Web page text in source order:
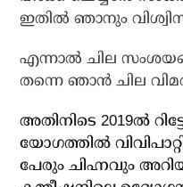
ഇതില്‍ ഞാനും
എന്നാല്‍ ചില
തന്നെ ഞാന്‍ ചില
അതിനിടെ 2019ല്‍
യോഗത്തില്‍
പേരും ചിഹ്നവും